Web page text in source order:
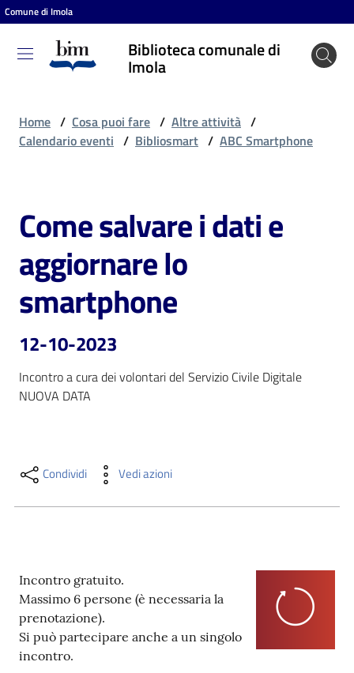
Vai al contenuto
Vai alla navigazione
Vai al footer
Comune di Imola
Biblioteca comunale di
Imola
Biblioteca
comunale
Cosa
puoi
fare
Scopri
contenuti
Casa
Piani
Archivio
storico
Home / Cosa puoi fare / Altre attività /
Calendario eventi / Bibliosmart / ABC Smartphone
Salta al contenuto
Come salvare i dati e
aggiornare lo
smartphone
12-10-2023
Incontro a cura dei volontari del Servizio Civile Digitale
NUOVA DATA
Condividi Vedi azioni
Incontro gratuito.
Massimo 6 persone (è necessaria la
prenotazione).
Si può partecipare anche a un singolo
incontro.